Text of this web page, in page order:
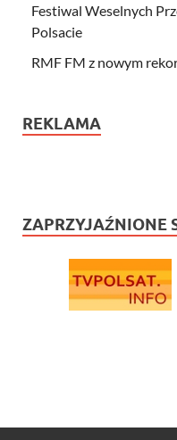
Festiwal Weselnych
Polsacie
RMF FM z nowym
REKLAMA
ZAPRZYJAŹNIONE